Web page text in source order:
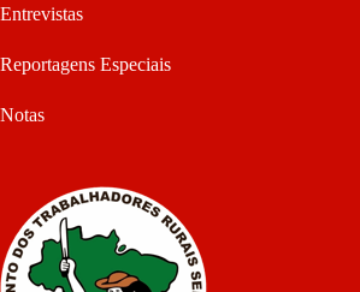
Entrevistas
Reportagens Especiais
Notas